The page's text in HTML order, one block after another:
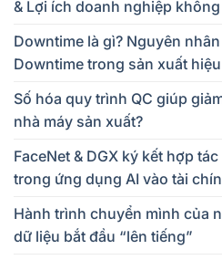
& Lợi ích doanh nghiệp
Downtime là gì? Nguyên
Downtime trong sản xuất
Số hóa quy trình QC giúp
nhà máy sản xuất?
FaceNet & DGX ký kết hợp
trong ứng dụng AI vào tài
Hành trình chuyển mình của
dữ liệu bắt đầu “lên tiếng”